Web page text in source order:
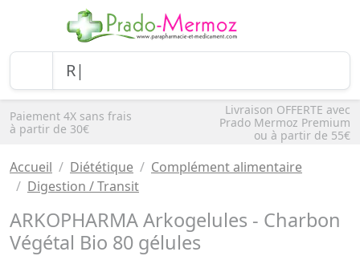
Paiement 4X sans frais
à partir de 30€
Livraison OFFERTE avec
Prado Mermoz Premium
ou à partir de 55€
Accueil Diététique
Complément alimentaire
Digestion / Transit
ARKOPHARMA Arkogelules - Charbon
Végétal Bio 80 gélules